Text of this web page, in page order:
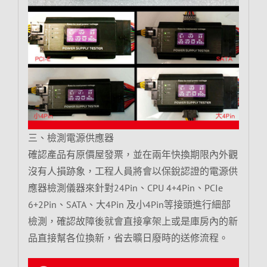
三、檢測電源供應器
確認產品有原價屋發票，並在兩年快換期限內外觀
沒有人損跡象，工程人員將會以保銳認證的電源供
應器檢測儀器來針對24Pin、CPU 4+4Pin、PCIe
6+2Pin、SATA、大4Pin 及小4Pin等接頭進行細部
檢測，確認故障後就會直接拿架上或是庫房內的新
品直接幫各位換新，省去曠日廢時的送修流程。